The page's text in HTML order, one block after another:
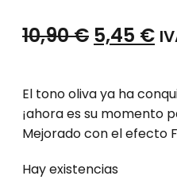
10,90€ El
original
era:
10,90 €.
5,45 €El
El tono oliva ya ha
¡ahora es su momento
Mejorado con el efecto
Hay existencias